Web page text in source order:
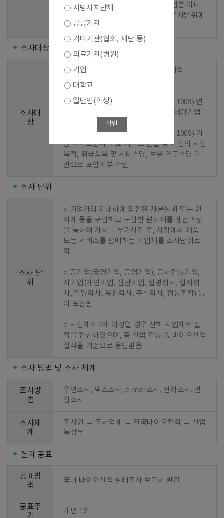
※ 위의 활동으로 매출이 발생한 기업뿐 아니
라 연구개발을 추진 중인 기업 역시 조사범위에
포함
조사대상
조사대
상
○ 1차 선정 : 2023년 기준 조사결과 기업
○ 2차 선정 : 신규기업 발굴
  - 1단계 : 바이오산업 분류코드(KS J 1009) 연
계 한국표준산업분류(KSIC) 지정 및 해당기업
반 바이오분야 주요 키워드 선별 및 기업의 사업
목적, 취급품목 및 서비스명, 보유 연구소명 기
반으로 포함여부 확인
조사 단위
조사 단
위
○ 기업가의 지배하에 집합된 자본설비 또는 원
자재 등을 구입하고 구입한 원자재를 생산과정
을 통하여 가치를 부가시킨 후, 시장에서 제품
또는 서비스를 판매하는 기업체를 조사단위로
함.
○ 공기업(국영기업, 공영기업), 공사합동기업,
사기업(개인기업, 집단기업, 합명회사, 합자회
사, 익명회사, 유한회사, 주식회사, 협동조합) 등
이 포함됨.
○ 사업체가 2개 이상일 경우 산하 사업체의 실
적을 합산하였으며, 총 산업 활동 중 바이오산업
실적을 기준으로 응답받음.
조사 방법 및 조사 체계
조사방
법
우편조사, 팩스조사, e-mail조사, 전화조사, 면
접조사
조사체
계
조사원 → 조사업체 → 한국바이오협회 → 산업
통상부
결과 공표
공표방
법
국내 바이오산업 실태조사 보고서 발간
공표주
기
매년 1회
지방자치단체
공공기관
기타기관(협회, 재단 등)
의료기관(병원)
기업
대학교
일반인(학생)
확인